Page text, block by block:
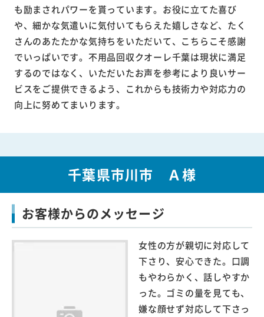
も励まされパワーを貰っています。お役に立てた喜び
や、細かな気遣いに気付いてもらえた嬉しさなど、たく
さんのあたたかな気持ちをいただいて、こちらこそ感謝
でいっぱいです。不用品回収クオーレ千葉は現状に満足
するのではなく、いただいたお声を参考により良いサー
ビスをご提供できるよう、これからも技術力や対応力の
向上に努めてまいります。
千葉県市川市 Ａ様
お客様からのメッセージ
女性の方が親切に対応して
下さり、安心できた。口調
もやわらかく、話しやすか
った。ゴミの量を見ても、
嫌な顔せず対応して下さっ